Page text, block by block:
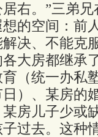
居右。”三弟
的空间：前
决、不能克
房都继承了
（统一办私
）、某房的
房儿子少或
过去。这种